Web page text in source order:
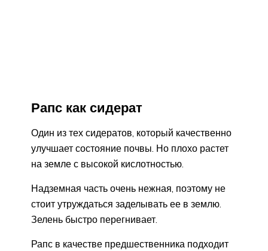
Рапс как сидерат
Один из тех сидератов, который качественно
улучшает состояние почвы. Но плохо растет
на земле с высокой кислотностью.
Надземная часть очень нежная, поэтому не
стоит утруждаться заделывать ее в землю.
Зелень быстро перегнивает.
Рапс в качестве предшественника подходит